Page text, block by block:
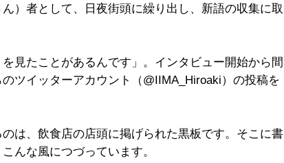
）者として、日夜街頭に繰り出し、新語の収集に取
を見たことがあるんです」。インタビュー開始から間
ツイッターアカウント（@IIMA_Hiroaki）の投稿を
は、飲食店の店頭に掲げられた黒板です。そこに書
んな風につづっています。